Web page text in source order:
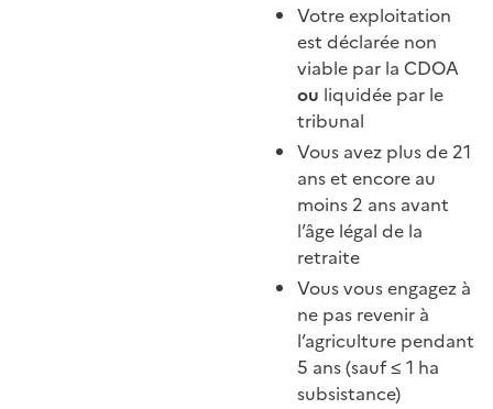
Votre exploitation
est déclarée non
viable par la CDOA
ou liquidée par le
tribunal
Vous avez plus de 21
ans et encore au
moins 2 ans avant
l’âge légal de la
retraite
Vous vous engagez à
ne pas revenir à
l’agriculture pendant
5 ans (sauf ≤ 1 ha
subsistance)